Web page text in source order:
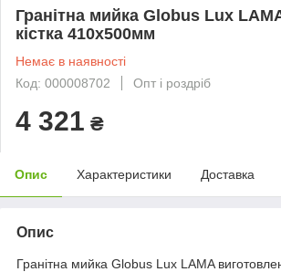
Гранітна мийка Globus Lux
кiстка 410х500мм
Немає в наявності
Код: 000008702
Опт і роздріб
4 321 ₴
Опис Характеристики Доставка
Опис
Гранітна мийка Globus Lux LAMA